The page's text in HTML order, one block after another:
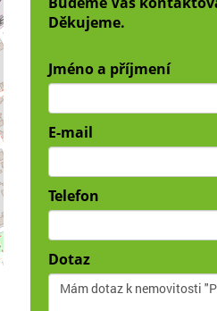
Děkujeme.
Jméno a příjmení
E-mail
Telefon
Dotaz